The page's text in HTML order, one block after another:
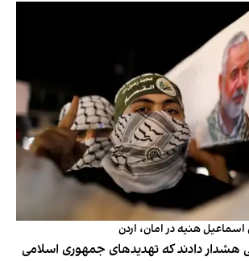
هنیه در امان، اردن
هشدار دادند که تهدیدهای جمهوری اسلامی